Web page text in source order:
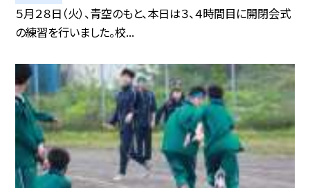
５月２８日（火）、青空のもと、本日は３、４時間目に開閉会式
の練習を行いました。校...